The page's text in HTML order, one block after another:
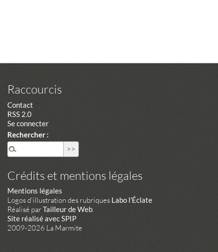
Raccourcis
Contact
RSS 2.0
Se connecter
Rechercher :
Crédits et mentions légales
Mentions légales
Logos d'illustration des rubriques Labo l'Éclate
Réalisé parTailleur de Web.
Site réalisé avec SPIP
2009-2026 La Marmite